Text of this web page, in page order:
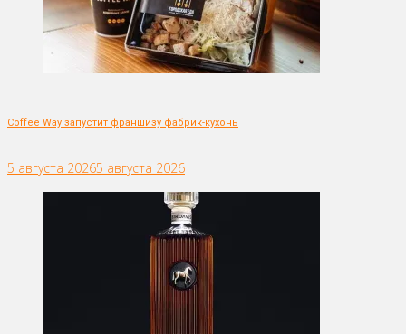
Coffee Way запустит франшизу фабрик-кухонь
5 августа 20265 августа 2026